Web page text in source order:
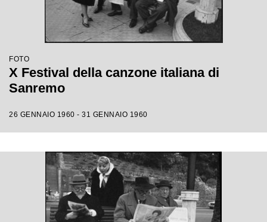
FOTO
X Festival della canzone italiana di
Sanremo
26 GENNAIO 1960 - 31 GENNAIO 1960